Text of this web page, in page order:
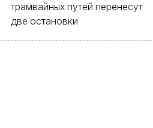
трамвайных путей перенесут
две остановки